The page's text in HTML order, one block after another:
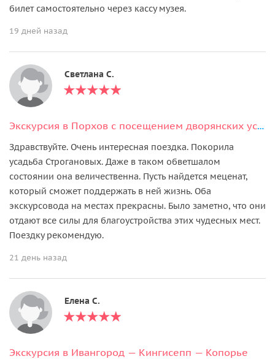
билет самостоятельно через кассу музея.
19 дней назад
Светлана С.
Экскурсия в Порхов с посещением дворянских усадеб
Здравствуйте. Очень интересная поездка. Покорила
усадьба Строгановых. Даже в таком обветшалом
состоянии она величественна. Пусть найдется меценат,
который сможет поддержать в ней жизнь. Оба
экскурсовода на местах прекрасны. Было заметно, что они
отдают все силы для благоустройства этих чудесных мест.
Поездку рекомендую.
21 день назад
Елена С.
Экскурсия в Ивангород — Кингисепп — Копорье